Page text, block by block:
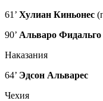
61’ Хулиан Киньонес
90’ Альваро Фидальго
Наказания
64’ Эдсон Альварес
Чехия